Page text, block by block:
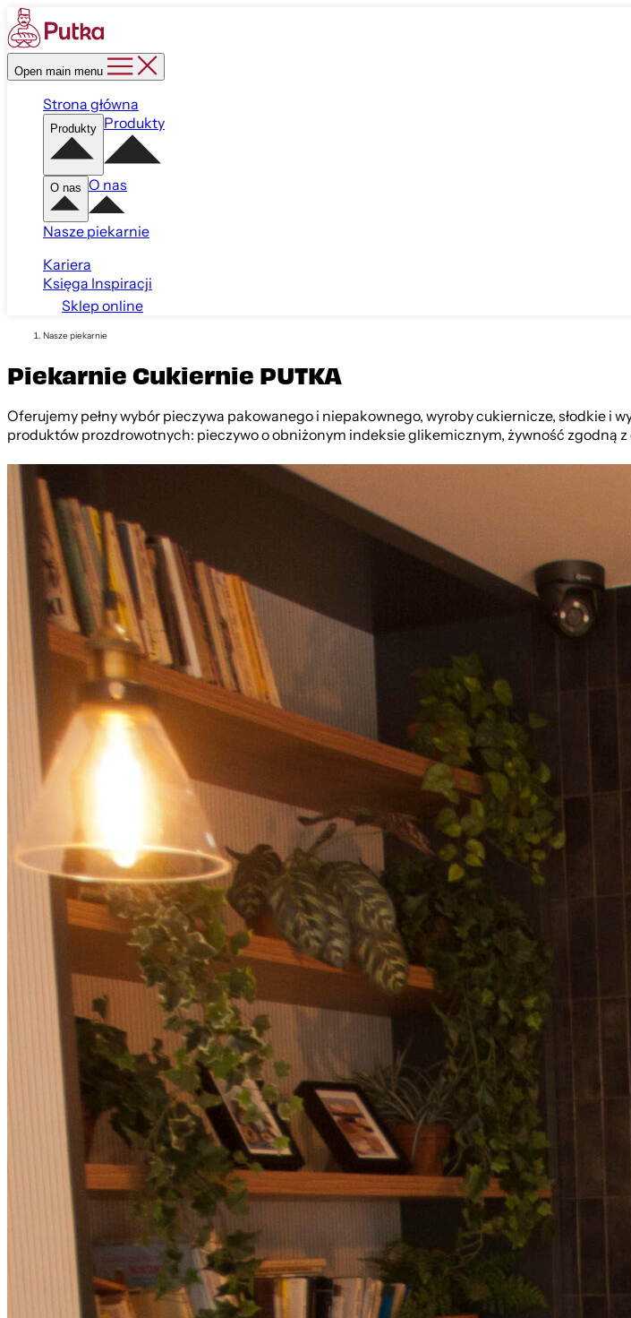
Open main menu
Strona główna
Produkty Produkty
O nas O nas
Nasze piekarnie
Kariera
Księga Inspiracji
Sklep online
Nasze piekarnie
Piekarnie Cukiernie PUTKA
Oferujemy pełny wybór pieczywa pakowanego i niepakownego, wyroby cukiernicze, słodkie
produktów prozdrowotnych: pieczywo o obniżonym indeksie glikemicznym, żywność zgodną z